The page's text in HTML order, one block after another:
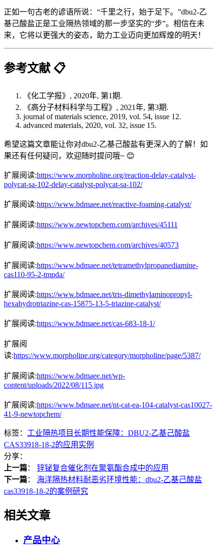
正如一句古老的谚语所说：“千里之行，始于足下。”dbu2-乙
基己酸盐正是工业隔热领域的那一步坚实的“步”。相信在未
来，它将以更强大的姿态，助力工业迈向更加辉煌的明天！
参考文献 📋
《化工学报》, 2020年, 第1期.
《高分子材料科学与工程》, 2021年, 第3期.
journal of materials science, 2019, vol. 54, issue 12.
advanced materials, 2020, vol. 32, issue 15.
希望这篇文章能让你对dbu2-乙基己酸盐有更深入的了解！如
果还有任何疑问，欢迎随时提问哦~ 😊
扩展阅读:https://www.morpholine.org/reaction-delay-catalyst-
polycat-sa-102-delay-catalyst-polycat-sa-102/
扩展阅读:https://www.bdmaee.net/reactive-foaming-catalyst/
扩展阅读:https://www.newtopchem.com/archives/45111
扩展阅读:https://www.newtopchem.com/archives/40573
扩展阅读:https://www.bdmaee.net/tetramethylpropanediamine-
cas110-95-2-tmpda/
扩展阅读:https://www.bdmaee.net/tris-dimethylaminopropyl-
hexahydrotriazine-cas-15875-13-5-triazine-catalyst/
扩展阅读:https://www.bdmaee.net/cas-683-18-1/
扩展阅
读:https://www.morpholine.org/category/morpholine/page/5387/
扩展阅读:https://www.bdmaee.net/wp-
content/uploads/2022/08/115.jpg
扩展阅读:https://www.bdmaee.net/nt-cat-ea-104-catalyst-cas10027-
41-9-newtopchem/
标签： 工业隔热项目长期性能保障：DBU2-乙基己酸盐
CAS33918-18-2的应用实例
分享：
上一篇： 锌铋复合催化剂在聚氨酯合成中的应用
下一篇： 海洋隔热材料耐恶劣环境性能：dbu2-乙基己酸盐
cas33918-18-2的案例研究
相关文章
产品中心